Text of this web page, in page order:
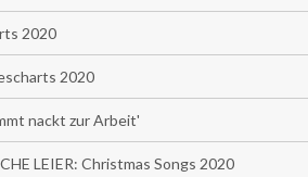
2020
2020
nackt zur Arbeit'
LEIER: Christmas Songs 2020